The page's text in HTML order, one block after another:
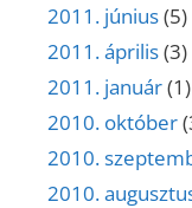
2011. június(5)
2011. április(3)
2011. január(1)
2010. október
2010.
2010.